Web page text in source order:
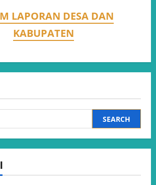
LAPORAN DESA DAN
KABUPATEN